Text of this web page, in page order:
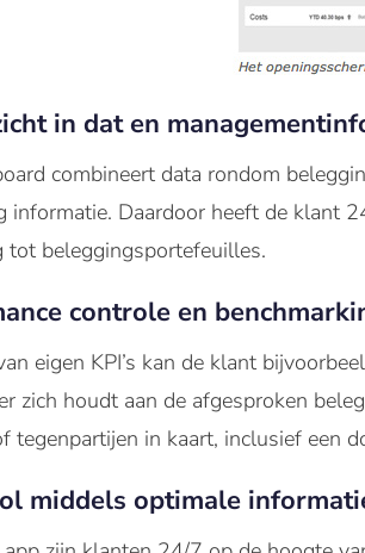
in dat en
combineert data rondom
informatie. Daardoor heeft de klant
tot beleggingsportefeuilles.
controle en
eigen KPI’s kan de klant
zich houdt aan de afgesproken
tegenpartijen in kaart, inclusief een
middels optimale